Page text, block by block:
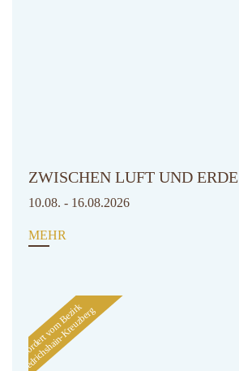
ZWISCHEN LUFT UND ERDE
10.08. - 16.08.2026
MEHR
Gefördert vom Bezirk
Friedrichshain-Kreuzberg